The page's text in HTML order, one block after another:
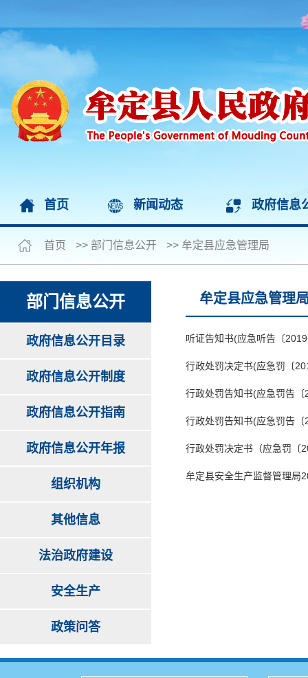
首页 新闻动态 政府信息
首页 >> 部门信息公开 >> 牟定县应急管理局
部门信息公开
政府信息公开目录
政府信息公开制度
政府信息公开指南
政府信息公开年报
组织机构
其他信息
法治政府建设
安全生产
政策问答
牟定县应急管理
听证告知书(应急听告〔
行政处罚决定书(应急罚〔
行政处罚告知书(应急罚告
行政处罚告知书(应急罚告
行政处罚决定书（应急罚〔
牟定县安全生产监督管理局